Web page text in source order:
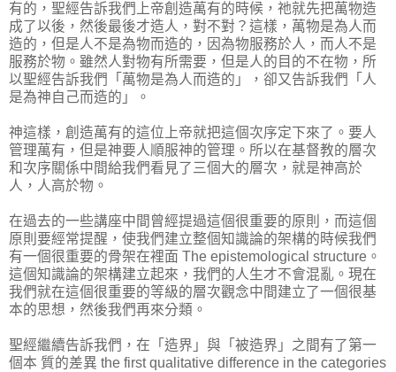
有的，聖經告訴我們上帝創造萬有的時候，祂就先把萬物造
成了以後，然後最後才造人，對不對？這樣，萬物是為人而
造的，但是人不是為物而造的，因為物服務於人，而人不是
服務於物。雖然人對物有所需要，但是人的目的不在物，所
以聖經告訴我們「萬物是為人而造的」，卻又告訴我們「人
是為神自己而造的」。
神這樣，創造萬有的這位上帝就把這個次序定下來了。要人
管理萬有，但是神要人順服神的管理。所以在基督教的層次
和次序關係中間給我們看見了三個大的層次，就是神高於
人，人高於物。
在過去的一些講座中間曾經提過這個很重要的原則，而這個
原則要經常提醒，使我們建立整個知識論的架構的時候我們
有一個很重要的骨架在裡面 The epistemological structure。
這個知識論的架構建立起來，我們的人生才不會混亂。現在
我們就在這個很重要的等級的層次觀念中間建立了一個很基
本的思想，然後我們再來分類。
聖經繼續告訴我們，在「造界」與「被造界」之間有了第一
個本 質的差異 the first qualitative difference in the categories